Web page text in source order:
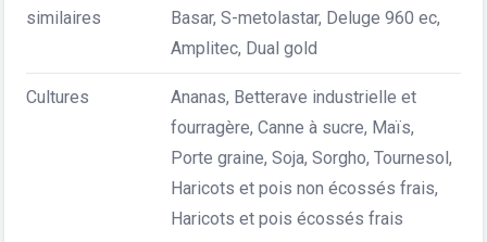
similaires
Basar, S-metolastar, Deluge 960 ec,
Amplitec, Dual gold
Cultures
Ananas, Betterave industrielle et
fourragère, Canne à sucre, Maïs,
Porte graine, Soja, Sorgho, Tournesol,
Haricots et pois non écossés frais,
Haricots et pois écossés frais